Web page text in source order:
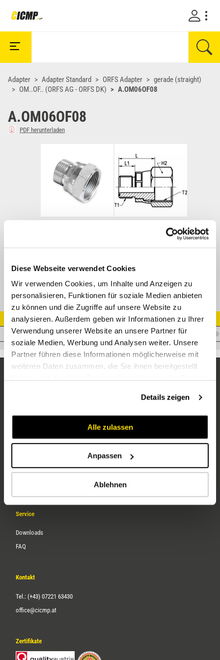
Diese Webseite verwendet Cookies
Wir verwenden Cookies, um Inhalte und Anzeigen zu
personalisieren, Funktionen für soziale Medien anbieten
zu können und die Zugriffe auf unsere Website zu
analysieren. Außerdem geben wir Informationen zu Ihrer
Verwendung unserer Website an unsere Partner für
soziale Medien, Werbung und Analysen weiter. Unsere
Partner führen diese Informationen möglicherweise mit
weiteren Daten zusammen, die Sie ihnen bereitgestellt
Details zeigen
Alle zulassen
Anpassen
Ablehnen
Adapter Adapter Standard ORFS Adapter
gerade (straight)
OM..OF.. (ORFS AG - ORFS DK)
A.OM06OF08
A.OM06OF08
PDF herunterladen
Artikel Nr.
A.OM06OF08
Über uns
Service
Downloads
FAQ
Kontakt
Tel.: (+43) 07221 63430
office@cicmp.at
Zertifikate